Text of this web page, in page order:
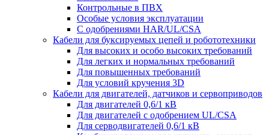
Контрольные в ПВХ
Особые условия эксплуатации
С одобрениями HAR/UL/CSA
Кабели для буксируемых цепей и робототехники
Для высоких и особо высоких требований
Для легких и нормальных требований
Для повышенных требований
Для условий кручения 3D
Кабели для двигателей, датчиков и сервоприводов
Для двигателей 0,6/1 кВ
Для двигателей с одобрением UL/CSA
Для серводвигателей 0,6/1 кВ